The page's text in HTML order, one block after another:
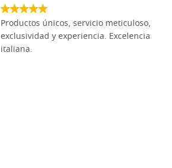
Productos únicos, servicio meticuloso,
exclusividad y experiencia. Excelencia
italiana.